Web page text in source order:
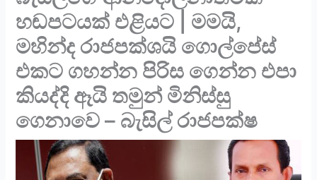
හඬපටයක් එළියට | මමයි,
මහින්ද රාජපක්ශයි ගොල්පේස්
එකට ගහන්න පිරිස ගෙන්න එපා
කියද්දි ඈයි තමුන් මිනිස්සු
ගෙනාවෙ – බැසිල් රාජපක්ෂ